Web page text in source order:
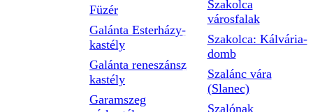
Füzér
Galánta Esterházy-
kastély
Galánta reneszánsz
kastély
Garamszeg
Szakolca
városfalak
Szakolca: Kálvária-
domb
Szalánc vára
(Slanec)
Szalónak